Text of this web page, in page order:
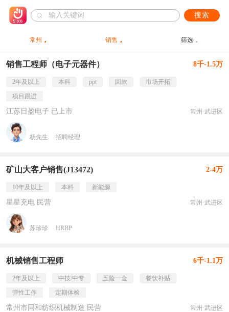
搜索
常州 销售 筛选
销售工程师（电子元器件） 8千-1.5万
2年及以上 本科 ppt 回款
市场开拓
项目跟进
江苏日盈电子 已上市 常州·武进区
杨先生 招聘经理
矿山大客户销售(J13472) 2-4万
10年及以上 本科 新能源
星星充电 民营 常州·武进区
苏珍珍 HRBP
机械销售工程师 6千-1.1万
2年及以上 中技/中专 五险一金
餐饮补贴
弹性工作
定期体检
常州市同和纺织机械制造 民营 常州·武进区